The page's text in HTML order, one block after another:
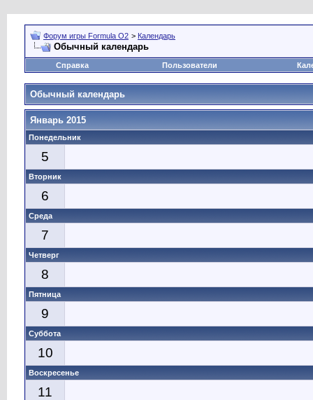
Форум игры Formula O2 > Календарь
Обычный календарь
Справка Пользователи
Обычный календарь
Январь 2015
Понедельник
5
Вторник
6
Среда
7
Четверг
8
Пятница
9
Суббота
10
Воскресенье
11